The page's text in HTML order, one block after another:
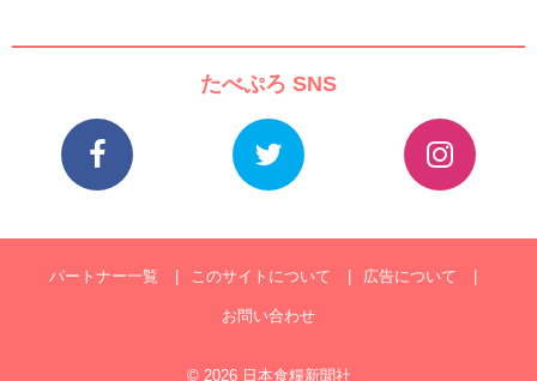
たべぷろ SNS
パートナー一覧 このサイトについて 広告について
お問い合わせ
© 2026 日本食糧新聞社